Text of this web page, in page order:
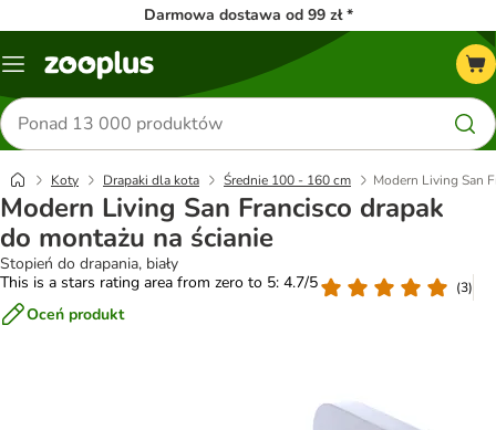
Darmowa dostawa od 99 zł *
Menu
Szukaj
produktów
Koty Drapaki dla kota Średnie 100 - 160 cm Modern Living San
Modern Living San Francisco drapak
do montażu na ścianie
Stopień do drapania, biały
This is a stars rating area from zero to 5: 4.7/5
(3)
Oceń produkt